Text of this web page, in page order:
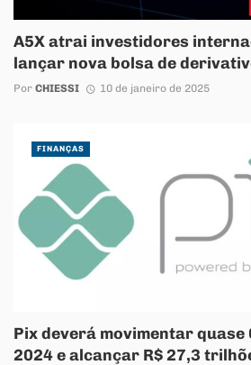
A5X atrai investidores
lançar nova bolsa de
Por CHIESSI 10 de janeiro de 2025
Pix deverá movimentar quase
2024 e alcançar R$ 27,3
FINANÇAS